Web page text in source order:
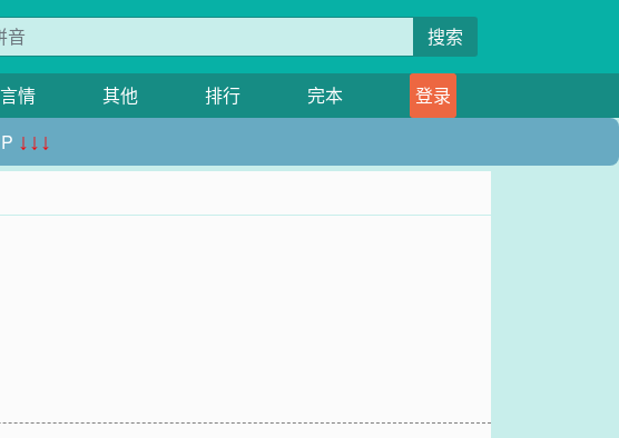
搜索
言情 其他 排行 完本
登录
↓↓↓